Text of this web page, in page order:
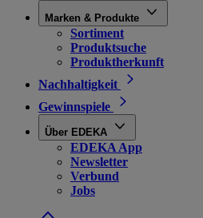
Marken & Produkte
Sortiment
Produktsuche
Produktherkunft
Nachhaltigkeit
Gewinnspiele
Über EDEKA
EDEKA App
Newsletter
Verbund
Jobs